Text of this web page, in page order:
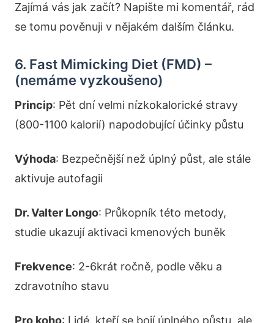
Zajímá vás jak začít? Napište mi komentář, rád
se tomu pověnuji v nějakém dalším článku.
6. Fast Mimicking Diet (FMD) –
(nemáme vyzkoušeno)
Princip: Pět dní velmi nízkokalorické stravy
(800-1100 kalorií) napodobující účinky půstu
Výhoda: Bezpečnější než úplný půst, ale stále
aktivuje autofagii
Dr. Valter Longo: Průkopník této metody,
studie ukazují aktivaci kmenových buněk
Frekvence: 2-6krát ročně, podle věku a
zdravotního stavu